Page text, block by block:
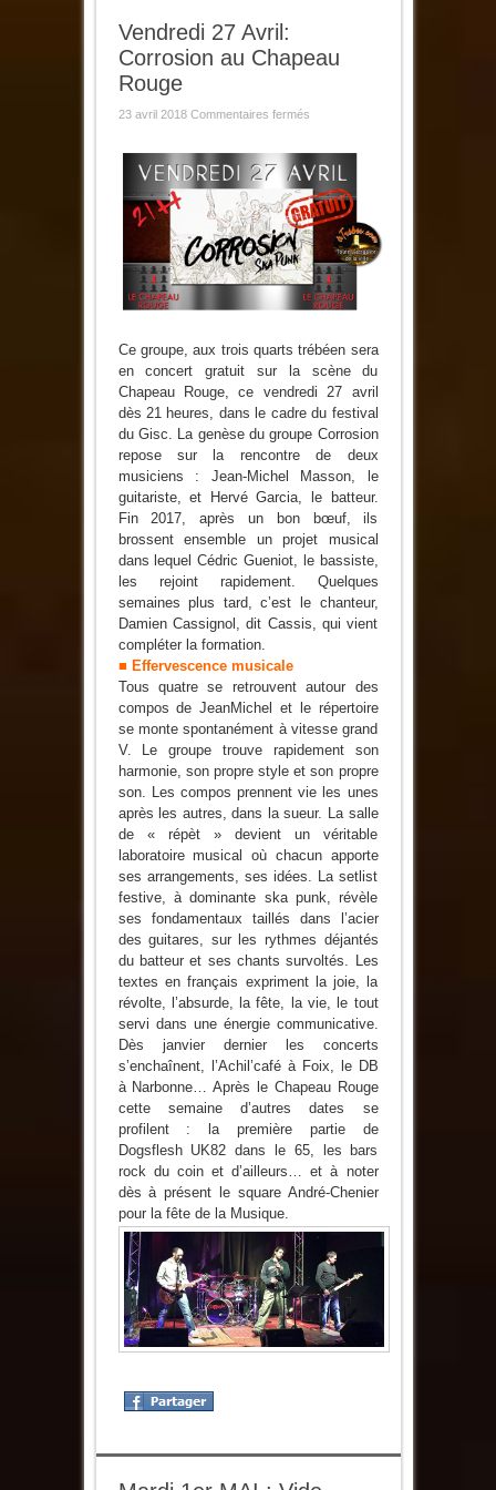
Vendredi 27 Avril:
Corrosion au Chapeau
Rouge
23 avril 2018 Commentaires ferméssur
Avril:
Corrosion
au
Chapeau
Rouge
Ce groupe, aux trois quarts trébéen sera
en concert gratuit sur la scène du
Chapeau Rouge, ce vendredi 27 avril
dès 21 heures, dans le cadre du festival
du Gisc. La genèse du groupe Corrosion
repose sur la rencontre de deux
musiciens : Jean-Michel Masson, le
guitariste, et Hervé Garcia, le batteur.
Fin 2017, après un bon bœuf, ils
brossent ensemble un projet musical
dans lequel Cédric Gueniot, le bassiste,
les rejoint rapidement. Quelques
semaines plus tard, c’est le chanteur,
Damien Cassignol, dit Cassis, qui vient
compléter la formation.
■ Effervescence musicale
Tous quatre se retrouvent autour des
compos de JeanMichel et le répertoire
se monte spontanément à vitesse grand
V. Le groupe trouve rapidement son
harmonie, son propre style et son propre
son. Les compos prennent vie les unes
après les autres, dans la sueur. La salle
de « répèt » devient un véritable
laboratoire musical où chacun apporte
ses arrangements, ses idées. La setlist
festive, à dominante ska punk, révèle
ses fondamentaux taillés dans l’acier
des guitares, sur les rythmes déjantés
du batteur et ses chants survoltés. Les
textes en français expriment la joie, la
révolte, l’absurde, la fête, la vie, le tout
servi dans une énergie communicative.
Dès janvier dernier les concerts
s’enchaînent, l’Achil’café à Foix, le DB
à Narbonne… Après le Chapeau Rouge
cette semaine d’autres dates se
profilent : la première partie de
Dogsflesh UK82 dans le 65, les bars
rock du coin et d’ailleurs… et à noter
dès à présent le square André-Chenier
pour la fête de la Musique.